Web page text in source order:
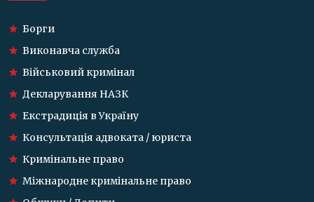
Борги
Виконавча служба
Військовий кримінал
Декларування НАЗК
Екстрадиція в Україну
Консультація адвоката / юриста
Кримінальне право
Міжнародне кримінальне право